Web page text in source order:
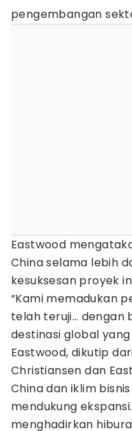
pengembangan
Eastwood
China selama lebih
kesuksesan proyek
“Kami memadukan
telah teruji… dengan
destinasi global
Eastwood, dikutip
Christiansen dan
China dan iklim
mendukung
menghadirkan